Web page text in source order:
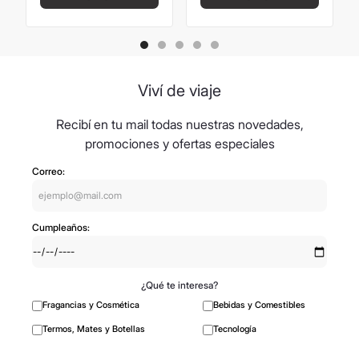
Viví de viaje
Recibí en tu mail todas nuestras novedades,
promociones y ofertas especiales
Correo:
Cumpleaños:
¿Qué te interesa?
Fragancias y Cosmética Bebidas y Comestibles
Termos, Mates y Botellas Tecnología